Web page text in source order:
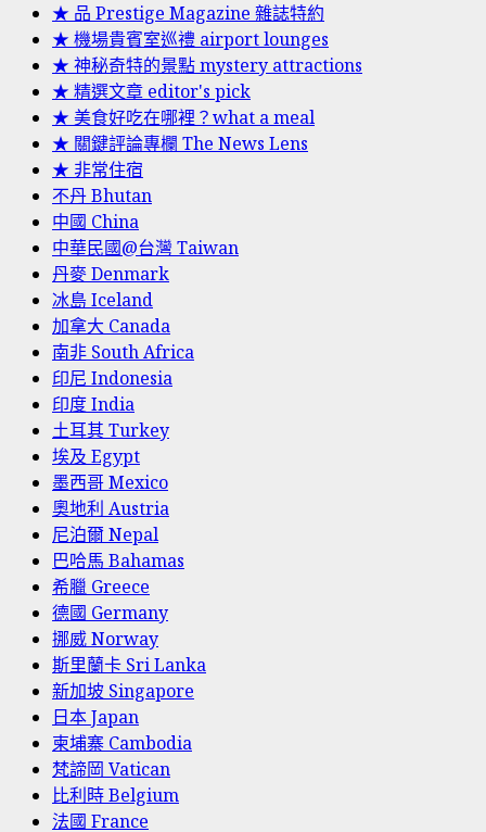
★ 品 Prestige Magazine 雜誌特約
★ 機場貴賓室巡禮 airport lounges
★ 神秘奇特的景點 mystery attractions
★ 精選文章 editor's pick
★ 美食好吃在哪裡？what a meal
★ 關鍵評論專欄 The News Lens
★ 非常住宿
不丹 Bhutan
中國 China
中華民國@台灣 Taiwan
丹麥 Denmark
冰島 Iceland
加拿大 Canada
南非 South Africa
印尼 Indonesia
印度 India
土耳其 Turkey
埃及 Egypt
墨西哥 Mexico
奧地利 Austria
尼泊爾 Nepal
巴哈馬 Bahamas
希臘 Greece
德國 Germany
挪威 Norway
斯里蘭卡 Sri Lanka
新加坡 Singapore
日本 Japan
柬埔寨 Cambodia
梵諦岡 Vatican
比利時 Belgium
法國 France